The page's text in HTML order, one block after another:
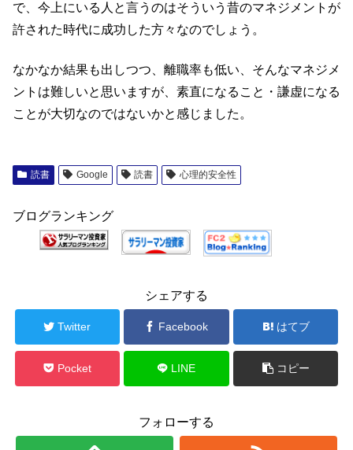
で、今上にいる人と言うのはそういう昔のマネジメントが
許された時代に成功した方々なのでしょう。
なかなか結果も出しつつ、離職率も低い、そんなマネジメ
ントは難しいと思いますが、素直になること・謙虚になる
ことが大切なのではないかと感じました。
読書 Google 読書 心理的安全性
ブログランキング
シェアする
Twitter Facebook はてブ
Pocket LINE コピー
フォローする